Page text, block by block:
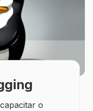
o